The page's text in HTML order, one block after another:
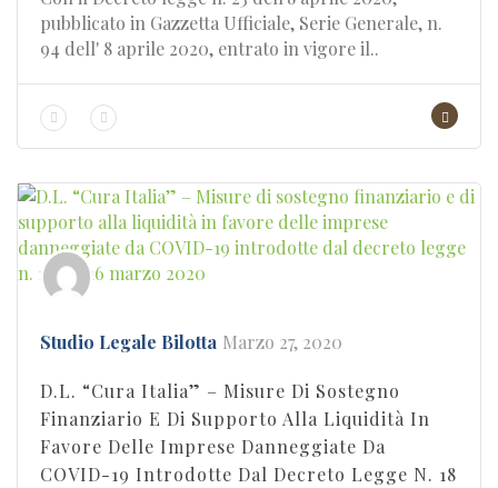
pubblicato in Gazzetta Ufficiale, Serie Generale, n.
94 dell' 8 aprile 2020, entrato in vigore il..
Studio Legale Bilotta Marzo 27, 2020
D.L. “Cura Italia” – Misure Di Sostegno
Finanziario E Di Supporto Alla Liquidità In
Favore Delle Imprese Danneggiate Da
COVID-19 Introdotte Dal Decreto Legge N. 18